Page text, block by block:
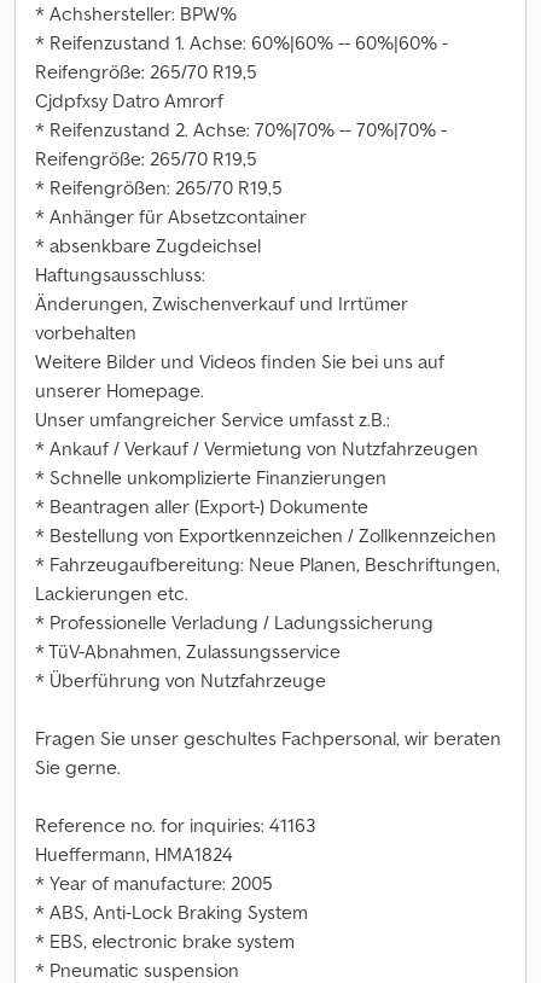
* Achshersteller: BPW%
* Reifenzustand 1. Achse: 60%|60% -- 60%|60% -
Reifengröße: 265/70 R19,5
Cjdpfxsy Datro Amrorf
* Reifenzustand 2. Achse: 70%|70% -- 70%|70% -
Reifengröße: 265/70 R19,5
* Reifengrößen: 265/70 R19,5
* Anhänger für Absetzcontainer
* absenkbare Zugdeichsel
Haftungsausschluss:
Änderungen, Zwischenverkauf und Irrtümer
vorbehalten
Weitere Bilder und Videos finden Sie bei uns auf
unserer Homepage.
Unser umfangreicher Service umfasst z.B.:
* Ankauf / Verkauf / Vermietung von Nutzfahrzeugen
* Schnelle unkomplizierte Finanzierungen
* Beantragen aller (Export-) Dokumente
* Bestellung von Exportkennzeichen / Zollkennzeichen
* Fahrzeugaufbereitung: Neue Planen, Beschriftungen,
Lackierungen etc.
* Professionelle Verladung / Ladungssicherung
* TüV-Abnahmen, Zulassungsservice
* Überführung von Nutzfahrzeuge
Fragen Sie unser geschultes Fachpersonal, wir beraten
Sie gerne.
Reference no. for inquiries: 41163
Hueffermann, HMA1824
* Year of manufacture: 2005
* ABS, Anti-Lock Braking System
* EBS, electronic brake system
* Pneumatic suspension